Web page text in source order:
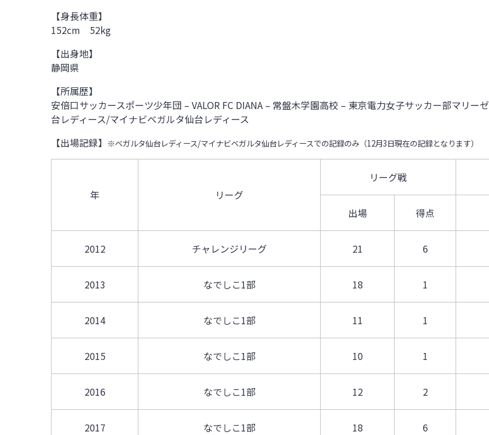
【身長体重】
152cm
52kg
【出身地】
静岡県
【所属歴】
安倍口サッカースポーツ少年団 – VALOR FC DIANA – 常盤木学園高校 – 東京電力女子サッカー部マリーゼ
台レディース/マイナビベガルタ仙台レディース
【出場記録】
※ベガルタ仙台レディース/マイナビベガルタ仙台レディースでの記録のみ（12月3日現在の記録となります）
年 リーグ
リーグ戦
出場 得点
2012 チャレンジリーグ 21 6
2013 なでしこ1部 18 1
2014 なでしこ1部 11 1
2015 なでしこ1部 10 1
2016 なでしこ1部 12 2
2017 なでしこ1部 18 6